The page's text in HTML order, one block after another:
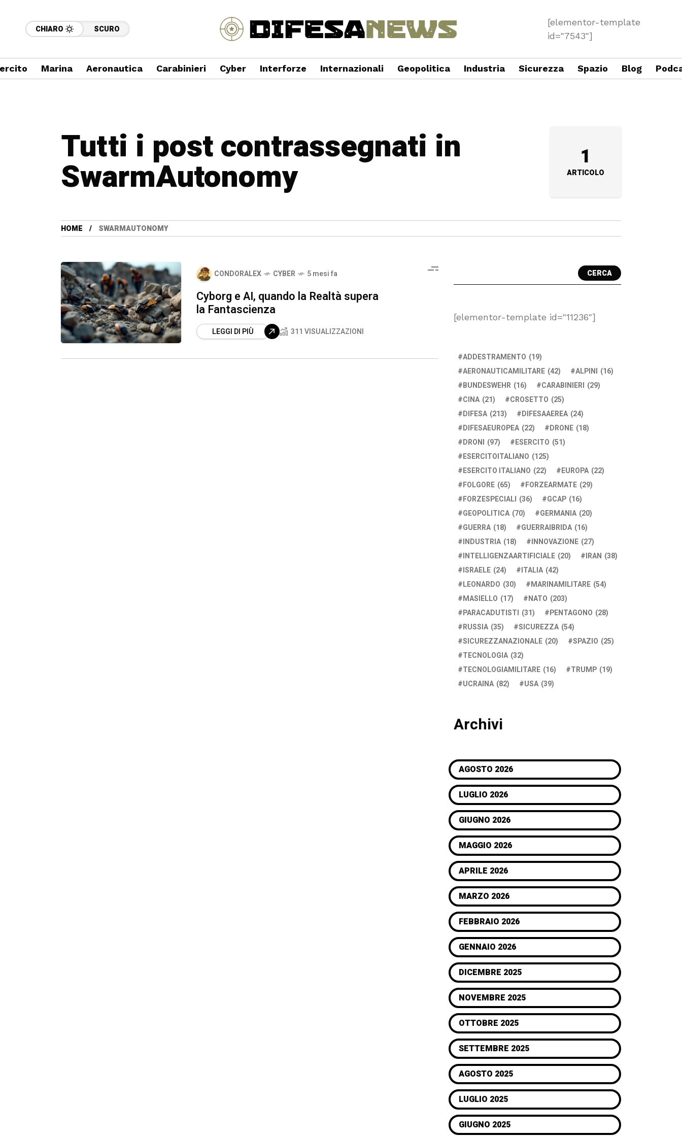
CHIARO SCURO
[elementor-template
id="7543"]
Marina Aeronautica Carabinieri Cyber Interforze Internazionali Geopolitica Industria Sicurezza Spazio Blog
Tutti i post contrassegnati in
SwarmAutonomy 1
ARTICOLO
HOME SWARMAUTONOMY
CONDORALEX CYBER 5 mesi fa
Cyborg e AI, quando la Realtà supera
la Fantascienza
LEGGI DI PIÙ 311 VISUALIZZAZIONI
CERCA
[elementor-template id="11236"]
ADDESTRAMENTO (19)
AERONAUTICAMILITARE (42) ALPINI (16)
BUNDESWEHR (16) CARABINIERI (29)
CINA (21) CROSETTO (25)
DIFESA (213) DIFESAAEREA (24)
DIFESAEUROPEA (22) DRONE (18)
DRONI (97) ESERCITO (51)
ESERCITOITALIANO (125)
ESERCITO ITALIANO (22) EUROPA (22)
FOLGORE (65) FORZEARMATE (29)
FORZESPECIALI (36) GCAP (16)
GEOPOLITICA (70) GERMANIA (20)
GUERRA (18) GUERRAIBRIDA (16)
INDUSTRIA (18) INNOVAZIONE (27)
INTELLIGENZAARTIFICIALE (20) IRAN (38)
ISRAELE (24) ITALIA (42)
LEONARDO (30) MARINAMILITARE (54)
MASIELLO (17) NATO (203)
PARACADUTISTI (31) PENTAGONO (28)
RUSSIA (35) SICUREZZA (54)
SICUREZZANAZIONALE (20) SPAZIO (25)
TECNOLOGIA (32)
TECNOLOGIAMILITARE (16) TRUMP (19)
UCRAINA (82) USA (39)
Archivi
AGOSTO 2026
LUGLIO 2026
GIUGNO 2026
MAGGIO 2026
APRILE 2026
MARZO 2026
FEBBRAIO 2026
GENNAIO 2026
DICEMBRE 2025
NOVEMBRE 2025
OTTOBRE 2025
SETTEMBRE 2025
AGOSTO 2025
LUGLIO 2025
GIUGNO 2025